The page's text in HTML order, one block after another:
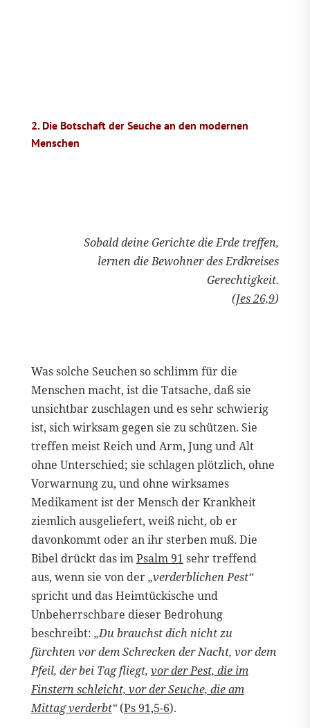
2. Die Botschaft der Seuche an den modernen
Menschen
Sobald deine Gerichte die Erde treffen,
lernen die Bewohner des Erdkreises
Gerechtigkeit.
(Jes 26,9)
Was solche Seuchen so schlimm für die
Menschen macht, ist die Tatsache, daß sie
unsichtbar zuschlagen und es sehr schwierig
ist, sich wirksam gegen sie zu schützen. Sie
treffen meist Reich und Arm, Jung und Alt
ohne Unterschied; sie schlagen plötzlich, ohne
Vorwarnung zu, und ohne wirksames
Medikament ist der Mensch der Krankheit
ziemlich ausgeliefert, weiß nicht, ob er
davonkommt oder an ihr sterben muß. Die
Bibel drückt das imPsalm 91 sehr treffend
aus, wenn sie von der„verderblichen Pest“
spricht und das Heimtückische und
Unbeherrschbare dieser Bedrohung
beschreibt: „Du brauchst dich nicht zu
fürchten vor dem Schrecken der Nacht, vor dem
Pfeil, der bei Tag fliegt, vor der Pest, die im
Finstern schleicht, vor der Seuche, die am
Mittag verderbt“(Ps 91,5-6).